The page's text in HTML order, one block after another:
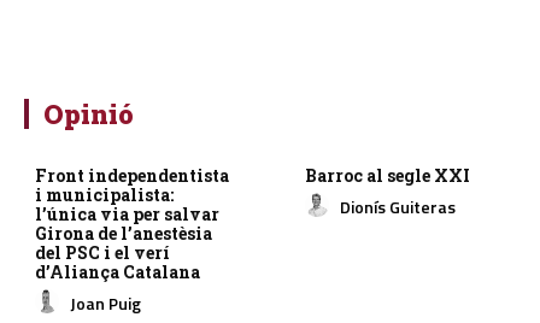
Opinió
Front independentista
i municipalista:
l’única via per salvar
Girona de l’anestèsia
del PSC i el verí
d’Aliança Catalana
Joan Puig
Barroc al segle XXI
Dionís Guiteras